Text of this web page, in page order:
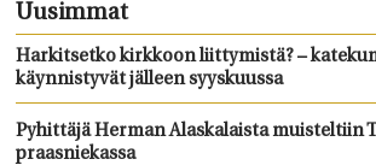
Uusimmat
Harkitsetko kirkkoon liittymistä? –
käynnistyvät jälleen syyskuussa
Pyhittäjä Herman Alaskalaista muisteltiin
praasniekassa